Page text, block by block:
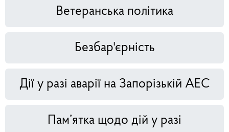
Ветеранська політика
Безбар'єрність
Дії у разі аварії на Запорізькій АЕС
Пам’ятка щодо дій у разі